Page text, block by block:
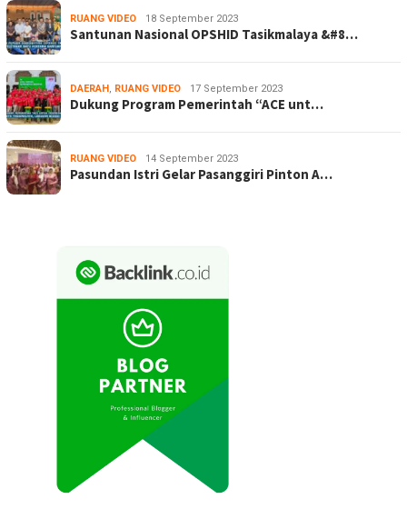
RUANG VIDEO 18 September 2023
Santunan Nasional OPSHID Tasikmalaya &#8…
DAERAH, RUANG VIDEO 17 September 2023
Dukung Program Pemerintah “ACE unt…
RUANG VIDEO 14 September 2023
Pasundan Istri Gelar Pasanggiri Pinton A…